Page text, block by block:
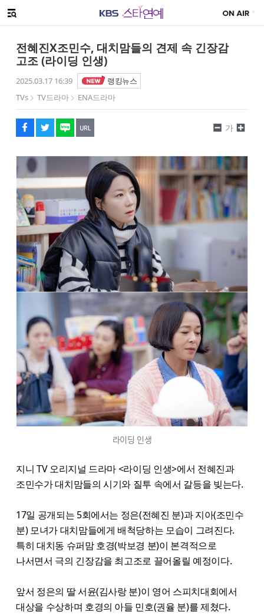
메뉴 열기
전혜진X조민수, 대치맘들의 견제 속 긴장감
고조 (라이딩 인생)
2025.03.17 16:39
랭킹뉴스
TVs
TV드라마 ENA드라마
페이스북
트위터
네이버
URL복사
글씨 작게보기
가
글씨 크게보기
라이딩 인생
지니 TV 오리지널 드라마 <라이딩 인생>에서 전혜진과
조민수가 대치맘들의 시기와 질투 속에서 갈등을 빚는다.
17일 공개되는 5회에서는 정은(전혜진 분)과 지아(조민수
분) 모녀가 대치맘들에게 배척당하는 모습이 그려진다.
특히 대치동 슈퍼맘 호경(박보경 분)이 본격적으로
나서면서 극의 긴장감을 최고조로 끌어올릴 예정이다.
앞서 정은의 딸 서윤(김사랑 분)이 영어 스피치대회에서
대상을 수상하며 호경의 아들 민호(권율 분)를 제쳤다.
해시태그